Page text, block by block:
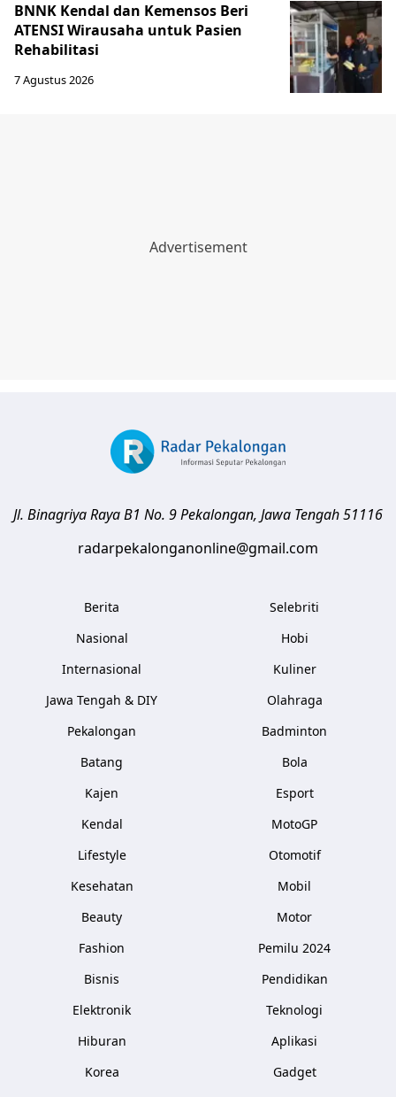
BNNK Kendal dan Kemensos Beri
ATENSI Wirausaha untuk Pasien
Rehabilitasi
7 Agustus 2026
Jl. Binagriya Raya B1 No. 9Pekalongan, Jawa Tengah51116
radarpekalonganonline@gmail.com
Berita
Nasional
Internasional
Jawa Tengah & DIY
Pekalongan
Batang
Kajen
Kendal
Lifestyle
Kesehatan
Beauty
Fashion
Bisnis
Elektronik
Hiburan
Korea
Selebriti
Hobi
Kuliner
Olahraga
Badminton
Bola
Esport
MotoGP
Otomotif
Mobil
Motor
Pemilu 2024
Pendidikan
Teknologi
Aplikasi
Gadget